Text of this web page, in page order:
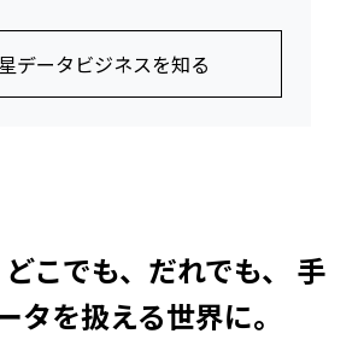
データビジネスを知る
こでも、だれでも、
手
タを扱える世界に。